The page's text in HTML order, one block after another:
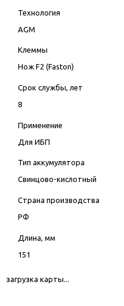
Технология
AGM
Клеммы
Нож F2 (Faston)
Срок службы, лет
8
Применение
Для ИБП
Тип аккумулятора
Свинцово-кислотный
Страна производства
РФ
Длина, мм
151
загрузка карты...